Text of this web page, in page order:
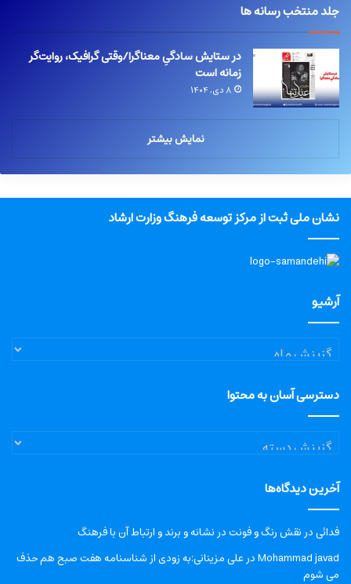
جلد منتخب رسانه ها
در ستایش سادگیِ معناگرا/وقتی گرافیک، روایت‌گر
زمانه است
۸ دی, ۱۴۰۴
نمایش بیشتر
نشان ملی ثبت از مرکز توسعه فرهنگ وزارت ارشاد
آرشیو
آرشیو
دسترسی آسان به محتوا
دسترسی
آسان
محتوا
آخرین دیدگاه‌ها
فدائیدرنقش رنگ و فونت در نشانه و برند و ارتباط آن با فرهنگ
Mohammad javadدرعلی مزینانی:به زودی از شناسنامه هفت صبح هم حذف
می شوم